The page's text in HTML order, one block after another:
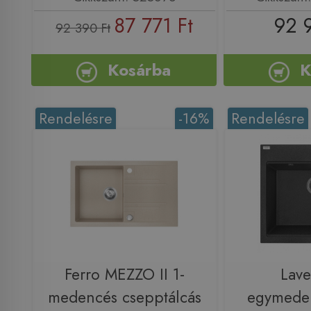
92 390 Ft 87 771 Ft
Kosárba
92
-16%
Rendelésre
Ferro MEZZO II 1-
medencés csepptálcás
Rendelésre